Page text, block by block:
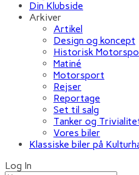
Din Klubside
Arkiver
Artikel
Design og koncept
Historisk
Matiné
Motorsport
Rejser
Reportage
Set til salg
Tanker og
Vores biler
Klassiske biler på
Log In